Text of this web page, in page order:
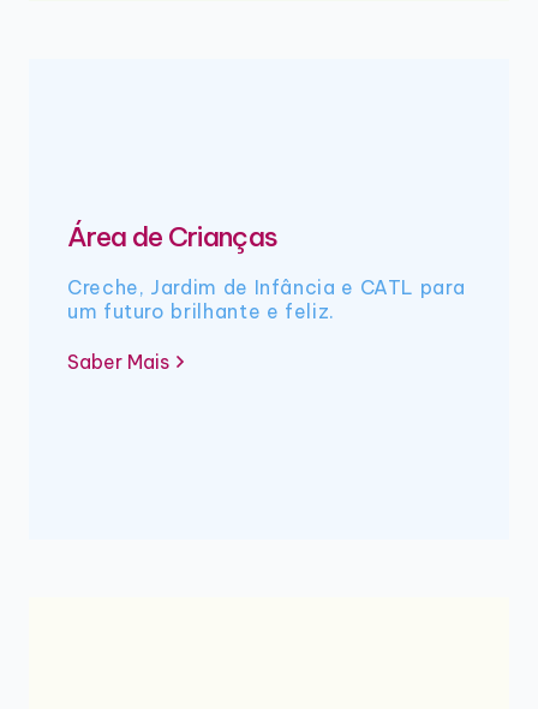
Área de Crianças
Creche, Jardim de Infância e CATL para
um futuro brilhante e feliz.
Saber Mais